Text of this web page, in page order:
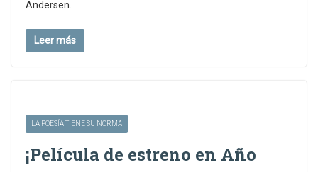
Andersen.
Leer más
LA POESÍA TIENE SU NORMA
¡Película de estreno en Año